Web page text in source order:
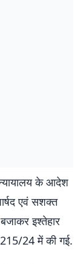
के आदेश
एवं सशक्त
इश्तेहार
215/24 में की गई.